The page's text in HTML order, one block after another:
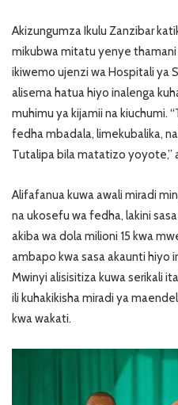
Akizungumza Ikulu Zanzibar
mikubwa mitatu yenye thamani
ikiwemo ujenzi wa Hospitali ya
alisema hatua hiyo inalenga
muhimu ya kijamii na kiuchumi.
fedha mbadala, limekubalika,
Tutalipa bila matatizo yoyote,”
Alifafanua kuwa awali miradi
na ukosefu wa fedha, lakini
akiba wa dola milioni 15 kwa
ambapo kwa sasa akaunti hiyo
Mwinyi alisisitiza kuwa serikali
ili kuhakikisha miradi ya
kwa wakati.